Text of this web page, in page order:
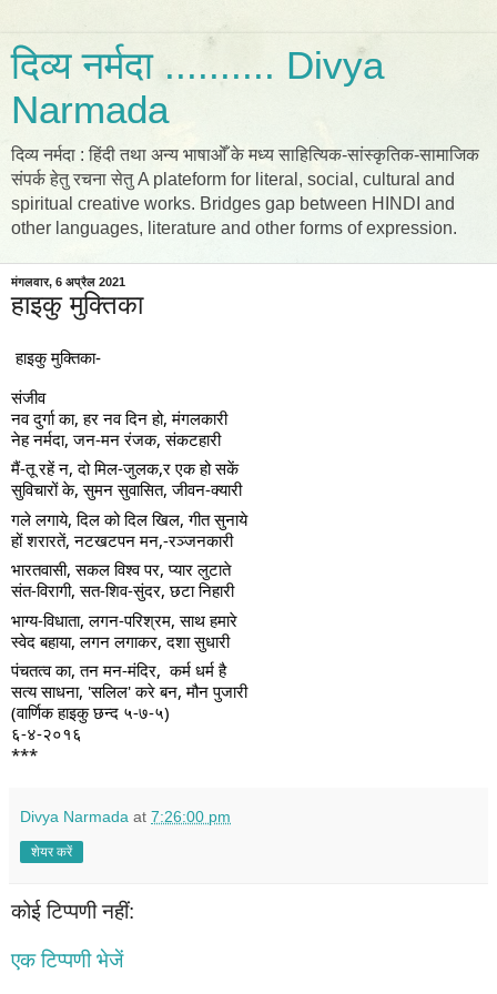
दिव्य नर्मदा .......... Divya
Narmada
दिव्य नर्मदा : हिंदी तथा अन्य भाषाओँ के मध्य साहित्यिक-सांस्कृतिक-सामाजिक
संपर्क हेतु रचना सेतु A plateform for literal, social, cultural and
spiritual creative works. Bridges gap between HINDI and
other languages, literature and other forms of expression.
मंगलवार, 6 अप्रैल 2021
हाइकु मुक्तिका
हाइकु मुक्तिका-
संजीव
नव दुर्गा का, हर नव दिन हो, मंगलकारी
नेह नर्मदा, जन-मन रंजक, संकटहारी
मैं-तू रहें न, दो मिल-जुलक,र एक हो सकें
सुविचारों के, सुमन सुवासित, जीवन-क्यारी
गले लगाये, दिल को दिल खिल, गीत सुनाये
हों शरारतें, नटखटपन मन,-रञ्जनकारी
भारतवासी, सकल विश्व पर, प्यार लुटाते
संत-विरागी, सत-शिव-सुंदर, छटा निहारी
भाग्य-विधाता, लगन-परिश्रम, साथ हमारे
स्वेद बहाया, लगन लगाकर, दशा सुधारी
पंचतत्व का, तन मन-मंदिर,  कर्म धर्म है
सत्य साधना, 'सलिल' करे बन, मौन पुजारी
(वार्णिक हाइकु छन्द ५-७-५)
६-४-२०१६
***
Divya Narmada at 7:26:00 pm
शेयर करें
कोई टिप्पणी नहीं:
एक टिप्पणी भेजें